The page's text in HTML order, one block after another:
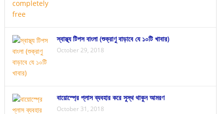
স্বাস্থ্য টিপস বাংলা (শুক্রাণু বাড়াবে যে ১০টি খাবার)
October 29, 2018
বায়োস্প্রে প্লাস ব্যবহার করে সুস্থ থাকুন আমরণ
October 31, 2018